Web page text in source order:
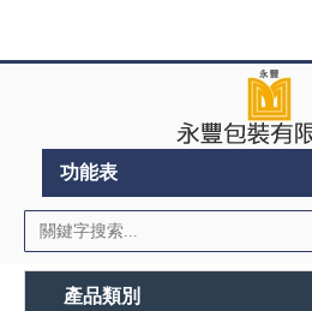
功能表
產品類別